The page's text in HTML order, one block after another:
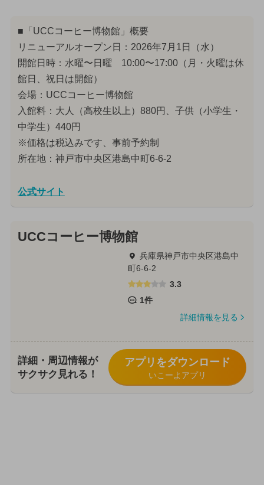
■「UCCコーヒー博物館」概要
リニューアルオープン日：2026年7月1日（水）
開館日時：水曜〜日曜 10:00〜17:00（月・火曜は休
館日、祝日は開館）
会場：UCCコーヒー博物館
入館料：大人（高校生以上）880円、子供（小学生・
中学生）440円
※価格は税込みです、事前予約制
所在地：神戸市中央区港島中町6-6-2
公式サイト
UCCコーヒー博物館
兵庫県神戸市中央区港島中
町6-6-2
3.3
1件
詳細情報を見る
詳細・周辺情報が
サクサク見れる！
アプリをダウンロード
いこーよアプリ